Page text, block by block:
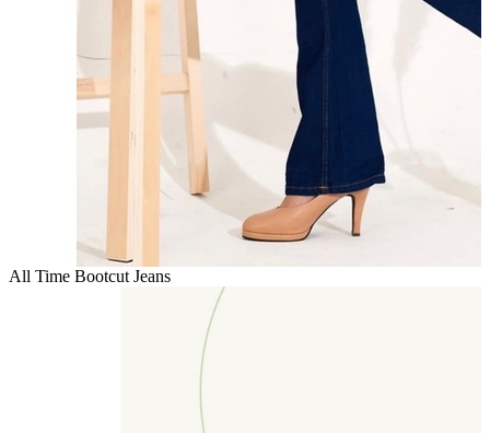
All Time Bootcut Jeans